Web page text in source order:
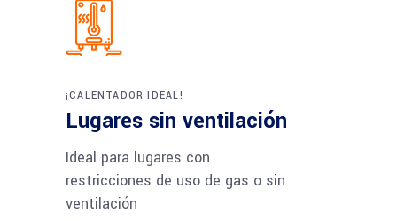
¡CALENTADOR IDEAL!
Lugares sin ventilación
Ideal para lugares con
restricciones de uso de gas o sin
ventilación